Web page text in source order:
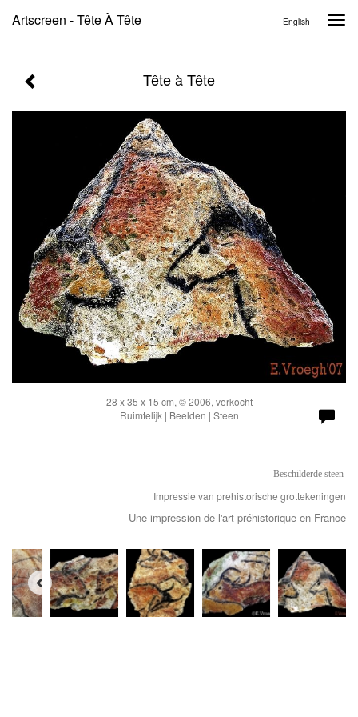
Artscreen - Tête À Tête English
Tête à Tête
28 x 35 x 15 cm, © 2006, verkocht
Ruimtelijk | Beelden | Steen
Beschilderde steen
Impressie van prehistorische grottekeningen
Une impression de l'art préhistorique en France